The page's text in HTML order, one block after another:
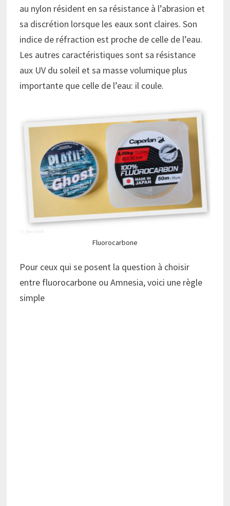
au nylon résident en sa résistance à l’abrasion et
sa discrétion lorsque les eaux sont claires. Son
indice de réfraction est proche de celle de l’eau.
Les autres caractéristiques sont sa résistance
aux UV du soleil et sa masse volumique plus
importante que celle de l’eau: il coule.
Fluorocarbone
Pour ceux qui se posent la question à choisir
entre fluorocarbone ou Amnesia, voici une règle
simple